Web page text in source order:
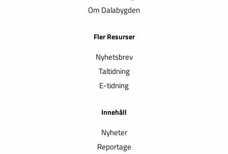
Om Dalabygden
Fler Resurser
Nyhetsbrev
Taltidning
E-tidning
Innehåll
Nyheter
Reportage